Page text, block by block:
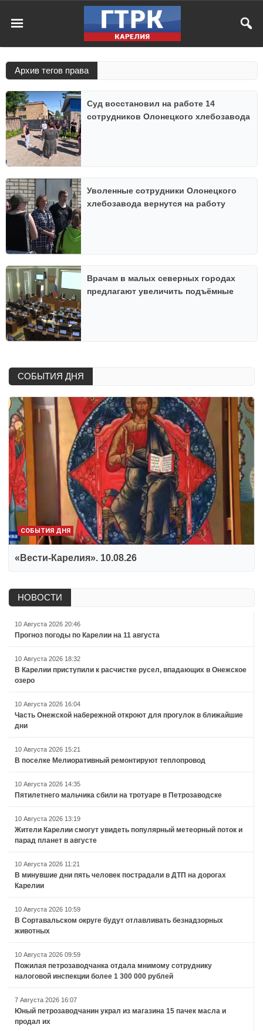
Архив тегов права
Суд восстановил на работе 14
сотрудников Олонецкого хлебозавода
Уволенные сотрудники Олонецкого
хлебозавода вернутся на работу
Врачам в малых северных городах
предлагают увеличить подъёмные
СОБЫТИЯ ДНЯ
СОБЫТИЯ ДНЯ
«Вести-Карелия». 10.08.26
НОВОСТИ
10 Августа 2026 20:46
Прогноз погоды по Карелии на 11 августа
10 Августа 2026 18:32
В Карелии приступили к расчистке русел, впадающих в Онежское
озеро
10 Августа 2026 16:04
Часть Онежской набережной откроют для прогулок в ближайшие
дни
10 Августа 2026 15:21
В поселке Мелиоративный ремонтируют теплопровод
10 Августа 2026 14:35
Пятилетнего мальчика сбили на тротуаре в Петрозаводске
10 Августа 2026 13:19
Жители Карелии смогут увидеть популярный метеорный поток и
парад планет в августе
10 Августа 2026 11:21
В минувшие дни пять человек пострадали в ДТП на дорогах
Карелии
10 Августа 2026 10:59
В Сортавальском округе будут отлавливать безнадзорных
животных
10 Августа 2026 09:59
Пожилая петрозаводчанка отдала мнимому сотруднику
налоговой инспекции более 1 300 000 рублей
7 Августа 2026 16:07
Юный петрозаводчанин украл из магазина 15 пачек масла и
продал их